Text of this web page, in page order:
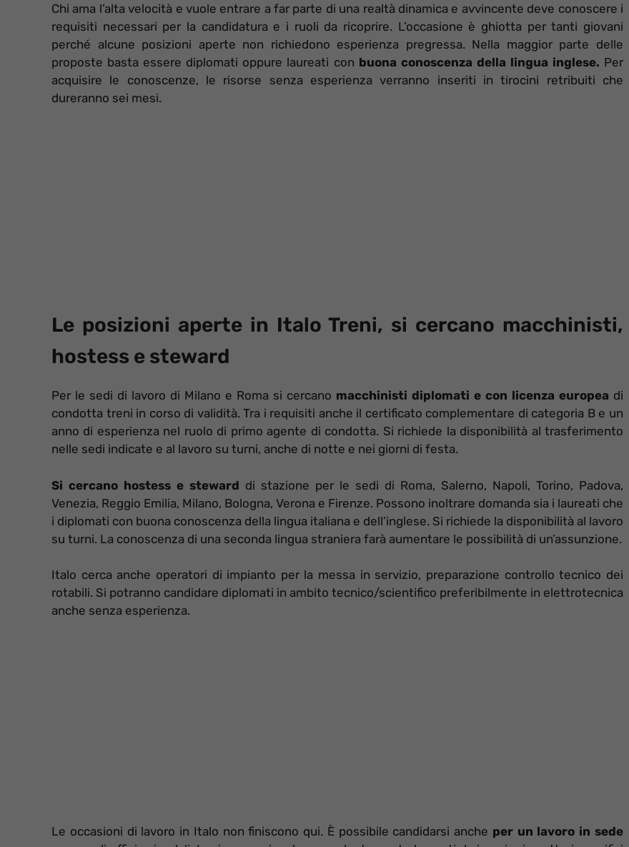
Chi ama l’alta velocità e vuole entrare a far parte di una realtà dinamica e avvincente deve conoscere i
requisiti necessari per la candidatura e i ruoli da ricoprire. L’occasione è ghiotta per tanti giovani
perché alcune posizioni aperte non richiedono esperienza pregressa. Nella maggior parte delle
proposte basta essere diplomati oppure laureati con buona conoscenza della lingua inglese. Per
acquisire le conoscenze, le risorse senza esperienza verranno inseriti in tirocini retribuiti che
dureranno sei mesi.
Le posizioni aperte in Italo Treni, si cercano macchinisti,
hostess e steward
Per le sedi di lavoro di Milano e Roma si cercano macchinisti diplomati e con licenza europea di
condotta treni in corso di validità. Tra i requisiti anche il certificato complementare di categoria B e un
anno di esperienza nel ruolo di primo agente di condotta. Si richiede la disponibilità al trasferimento
nelle sedi indicate e al lavoro su turni, anche di notte e nei giorni di festa.
Si cercano hostess e steward di stazione per le sedi di Roma, Salerno, Napoli, Torino, Padova,
Venezia, Reggio Emilia, Milano, Bologna, Verona e Firenze. Possono inoltrare domanda sia i laureati che
i diplomati con buona conoscenza della lingua italiana e dell’inglese. Si richiede la disponibilità al lavoro
su turni. La conoscenza di una seconda lingua straniera farà aumentare le possibilità di un’assunzione.
Italo cerca anche operatori di impianto per la messa in servizio, preparazione controllo tecnico dei
rotabili. Si potranno candidare diplomati in ambito tecnico/scientifico preferibilmente in elettrotecnica
anche senza esperienza.
Le occasioni di lavoro in Italo non finiscono qui. È possibile candidarsi anche per un lavoro in sede